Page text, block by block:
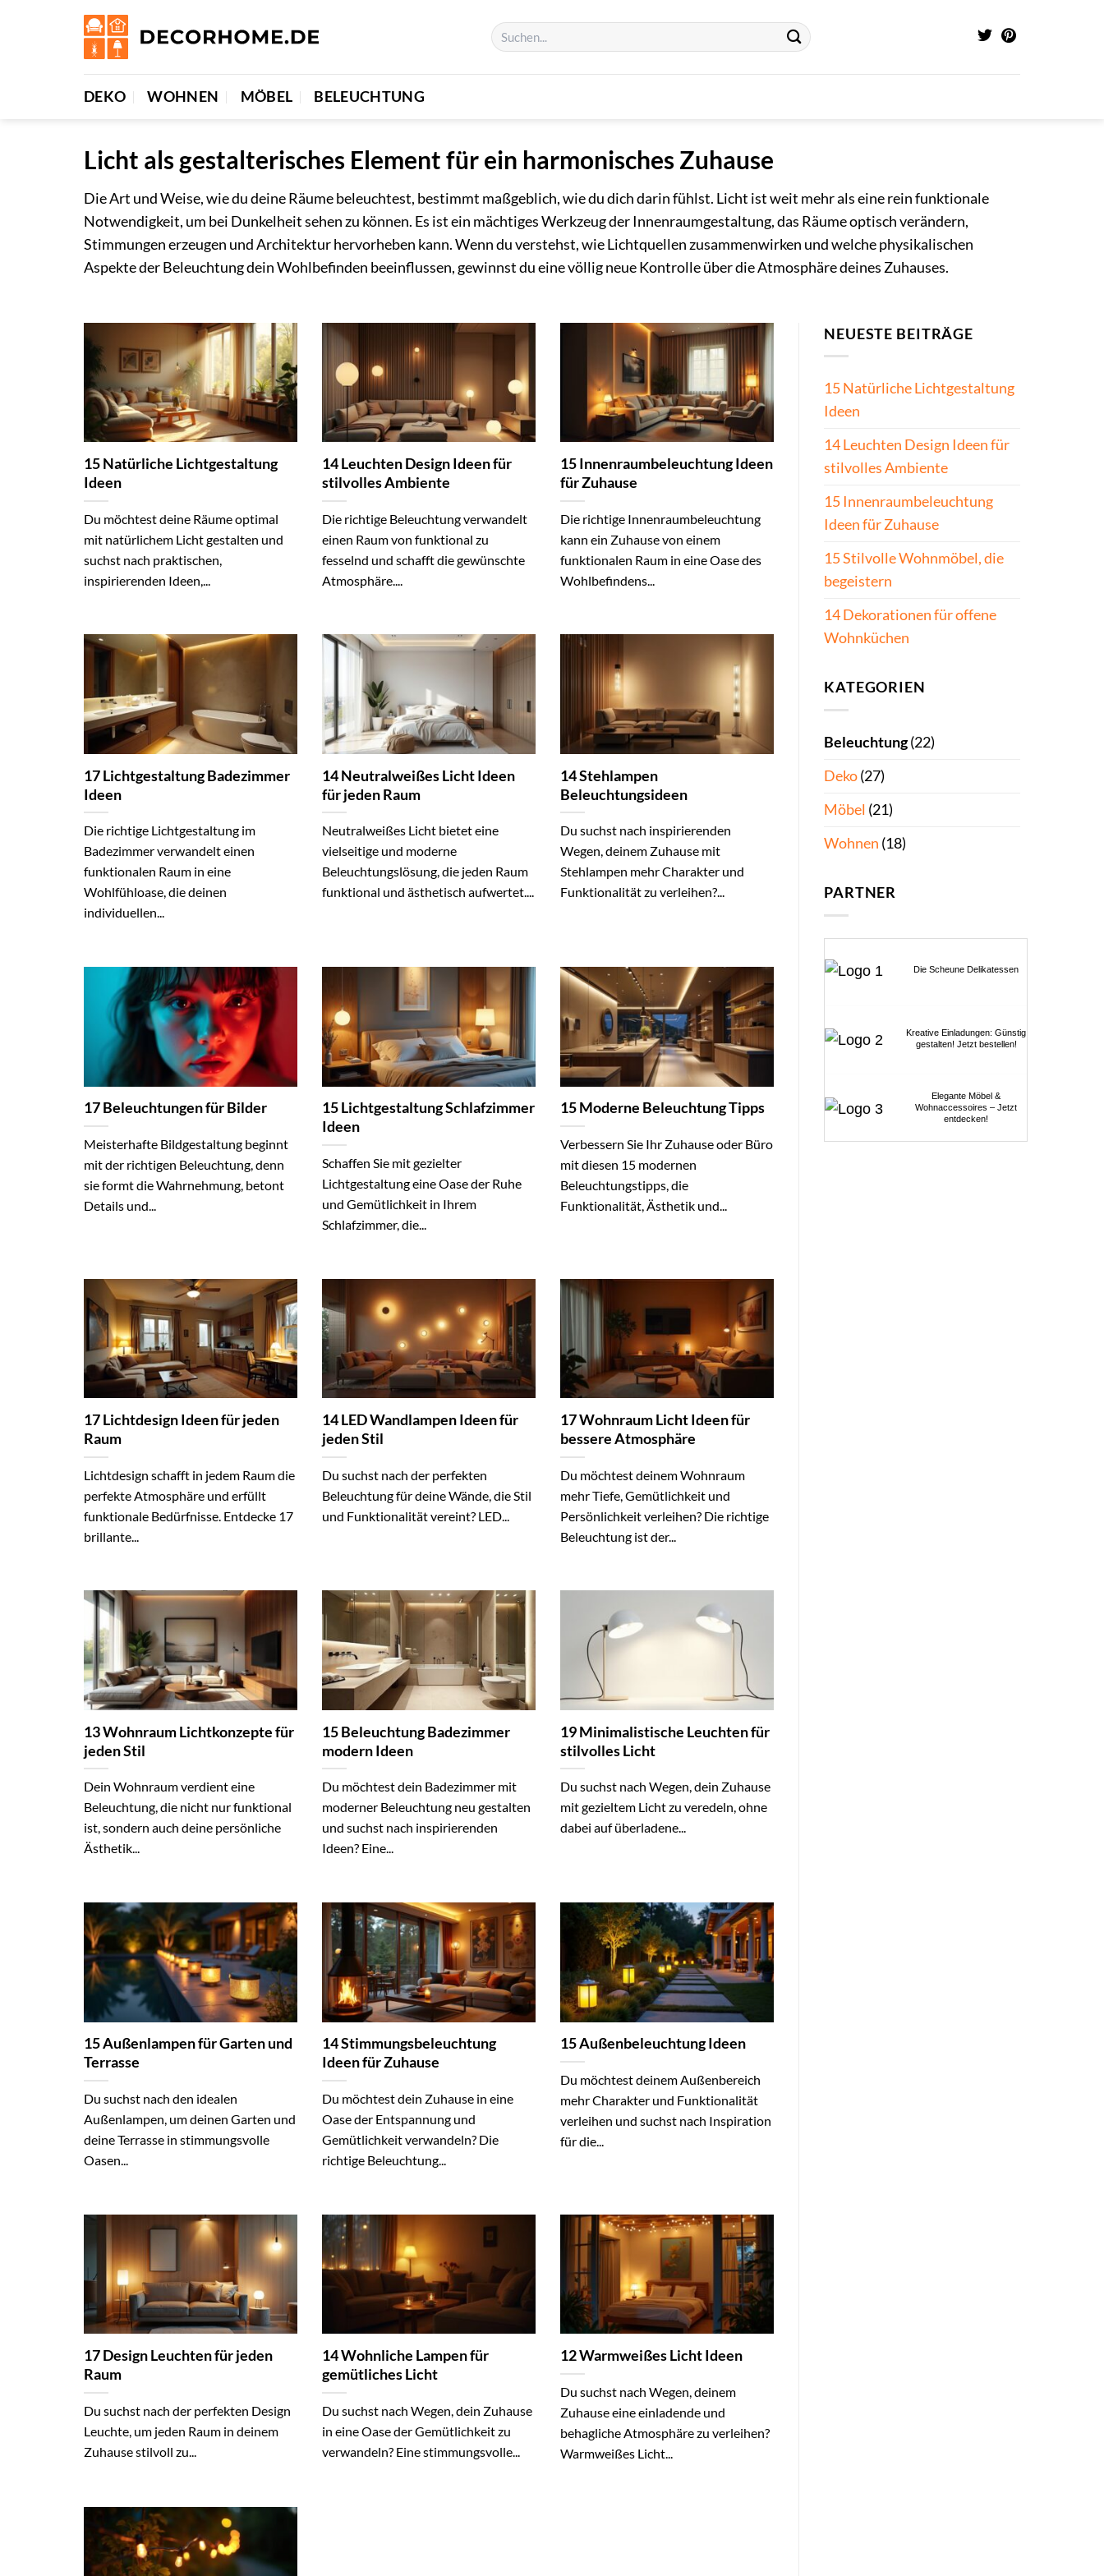
DEKO WOHNEN MÖBEL BELEUCHTUNG
Licht als gestalterisches Element für ein harmonisches Zuhause
Die Art und Weise, wie du deine Räume beleuchtest, bestimmt maßgeblich, wie du dich darin fühlst. Licht ist weit mehr als eine rein funktionale
Notwendigkeit, um bei Dunkelheit sehen zu können. Es ist ein mächtiges Werkzeug der Innenraumgestaltung, das Räume optisch verändern,
Stimmungen erzeugen und Architektur hervorheben kann. Wenn du verstehst, wie Lichtquellen zusammenwirken und welche physikalischen
Aspekte der Beleuchtung dein Wohlbefinden beeinflussen, gewinnst du eine völlig neue Kontrolle über die Atmosphäre deines Zuhauses.
15 Natürliche Lichtgestaltung
Ideen
Du möchtest deine Räume optimal
mit natürlichem Licht gestalten und
suchst nach praktischen,
inspirierenden Ideen,...
14 Leuchten Design Ideen für
stilvolles Ambiente
Die richtige Beleuchtung verwandelt
einen Raum von funktional zu
fesselnd und schafft die gewünschte
Atmosphäre....
15 Innenraumbeleuchtung Ideen
für Zuhause
Die richtige Innenraumbeleuchtung
kann ein Zuhause von einem
funktionalen Raum in eine Oase des
Wohlbefindens...
17 Lichtgestaltung Badezimmer
Ideen
Die richtige Lichtgestaltung im
Badezimmer verwandelt einen
funktionalen Raum in eine
Wohlfühloase, die deinen
individuellen...
14 Neutralweißes Licht Ideen
für jeden Raum
Neutralweißes Licht bietet eine
vielseitige und moderne
Beleuchtungslösung, die jeden Raum
funktional und ästhetisch aufwertet....
14 Stehlampen
Beleuchtungsideen
Du suchst nach inspirierenden
Wegen, deinem Zuhause mit
Stehlampen mehr Charakter und
Funktionalität zu verleihen?...
17 Beleuchtungen für Bilder
Meisterhafte Bildgestaltung beginnt
mit der richtigen Beleuchtung, denn
sie formt die Wahrnehmung, betont
Details und...
15 Lichtgestaltung Schlafzimmer
Ideen
Schaffen Sie mit gezielter
Lichtgestaltung eine Oase der Ruhe
und Gemütlichkeit in Ihrem
Schlafzimmer, die...
15 Moderne Beleuchtung Tipps
Verbessern Sie Ihr Zuhause oder Büro
mit diesen 15 modernen
Beleuchtungstipps, die
Funktionalität, Ästhetik und...
17 Lichtdesign Ideen für jeden
Raum
Lichtdesign schafft in jedem Raum die
perfekte Atmosphäre und erfüllt
funktionale Bedürfnisse. Entdecke 17
brillante...
14 LED Wandlampen Ideen für
jeden Stil
Du suchst nach der perfekten
Beleuchtung für deine Wände, die Stil
und Funktionalität vereint? LED...
17 Wohnraum Licht Ideen für
bessere Atmosphäre
Du möchtest deinem Wohnraum
mehr Tiefe, Gemütlichkeit und
Persönlichkeit verleihen? Die richtige
Beleuchtung ist der...
13 Wohnraum Lichtkonzepte für
jeden Stil
Dein Wohnraum verdient eine
Beleuchtung, die nicht nur funktional
ist, sondern auch deine persönliche
Ästhetik...
15 Beleuchtung Badezimmer
modern Ideen
Du möchtest dein Badezimmer mit
moderner Beleuchtung neu gestalten
und suchst nach inspirierenden
Ideen? Eine...
19 Minimalistische Leuchten für
stilvolles Licht
Du suchst nach Wegen, dein Zuhause
mit gezieltem Licht zu veredeln, ohne
dabei auf überladene...
15 Außenlampen für Garten und
Terrasse
Du suchst nach den idealen
Außenlampen, um deinen Garten und
deine Terrasse in stimmungsvolle
Oasen...
14 Stimmungsbeleuchtung
Ideen für Zuhause
Du möchtest dein Zuhause in eine
Oase der Entspannung und
Gemütlichkeit verwandeln? Die
richtige Beleuchtung...
15 Außenbeleuchtung Ideen
Du möchtest deinem Außenbereich
mehr Charakter und Funktionalität
verleihen und suchst nach Inspiration
für die...
17 Design Leuchten für jeden
Raum
Du suchst nach der perfekten Design
Leuchte, um jeden Raum in deinem
Zuhause stilvoll zu...
14 Wohnliche Lampen für
gemütliches Licht
Du suchst nach Wegen, dein Zuhause
in eine Oase der Gemütlichkeit zu
verwandeln? Eine stimmungsvolle...
12 Warmweißes Licht Ideen
Du suchst nach Wegen, deinem
Zuhause eine einladende und
behagliche Atmosphäre zu verleihen?
Warmweißes Licht...
NEUESTE BEITRÄGE
15 Natürliche Lichtgestaltung
Ideen
14 Leuchten Design Ideen für
stilvolles Ambiente
15 Innenraumbeleuchtung
Ideen für Zuhause
15 Stilvolle Wohnmöbel, die
begeistern
14 Dekorationen für offene
Wohnküchen
KATEGORIEN
Beleuchtung(22)
Deko(27)
Möbel (21)
Wohnen (18)
PARTNER
Die Scheune Delikatessen
Kreative Einladungen: Günstig
gestalten! Jetzt bestellen!
Elegante Möbel &
Wohnaccessoires – Jetzt
entdecken!